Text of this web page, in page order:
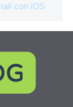
con iOS